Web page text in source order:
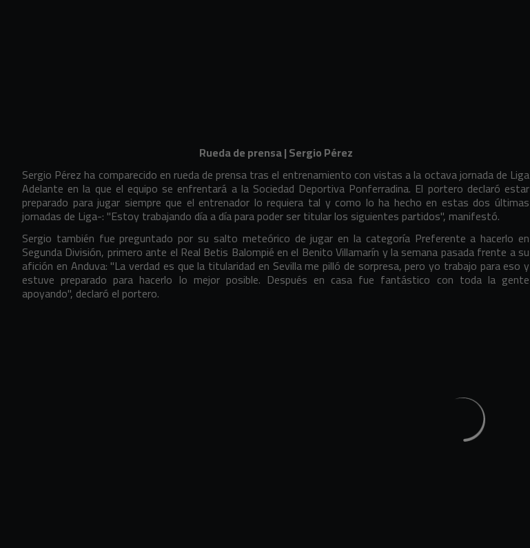
Rueda de prensa | Sergio Pérez
Sergio Pérez ha comparecido en rueda de prensa tras el entrenamiento con vistas a la octava jornada de Liga
Adelante en la que el equipo se enfrentará a la Sociedad Deportiva Ponferradina. El portero declaró estar
preparado para jugar siempre que el entrenador lo requiera tal y como lo ha hecho en estas dos últimas
jornadas de Liga-: "Estoy trabajando día a día para poder ser titular los siguientes partidos", manifestó.
Sergio también fue preguntado por su salto meteórico de jugar en la categoría Preferente a hacerlo en
Segunda División, primero ante el Real Betis Balompié en el Benito Villamarín y la semana pasada frente a su
afición en Anduva: "La verdad es que la titularidad en Sevilla me pilló de sorpresa, pero yo trabajo para eso y
estuve preparado para hacerlo lo mejor posible. Después en casa fue fantástico con toda la gente
apoyando", declaró el portero.